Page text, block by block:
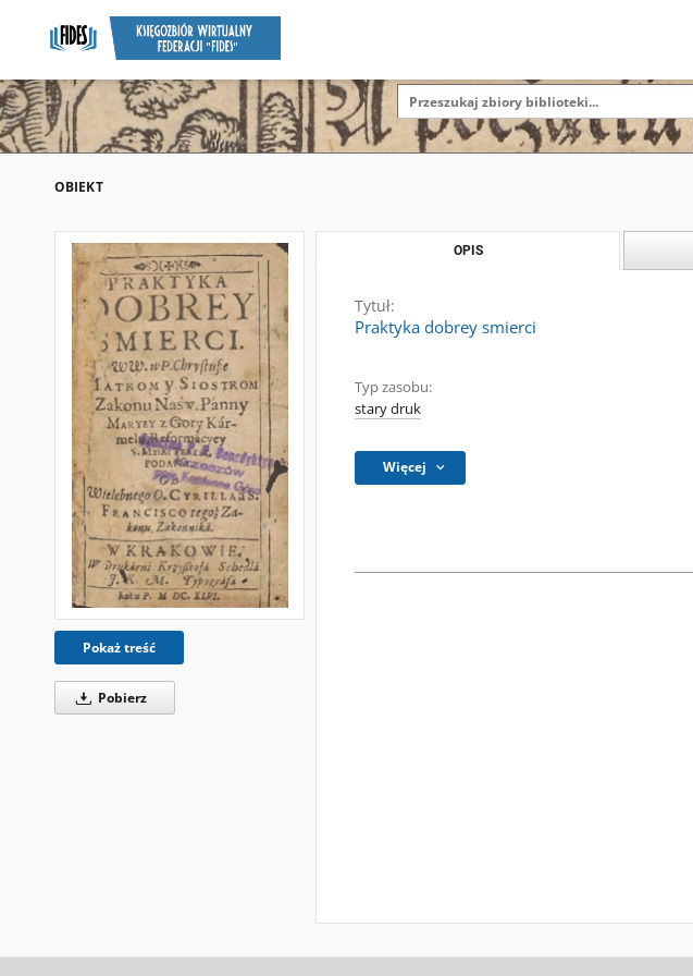
OBIEKT
Pokaż treść
Pobierz
OPIS
Tytuł:
Praktyka dobrey smierci
Typ zasobu:
stary druk
Więcej